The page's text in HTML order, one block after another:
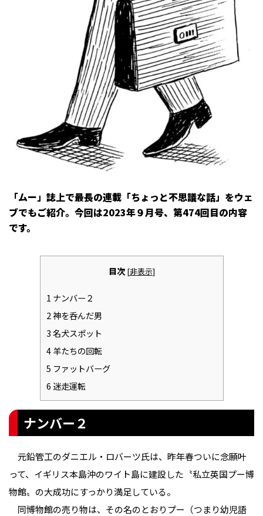
「ムー」誌上で最長の連載「ちょっと不思議な話」をウェ
ブでもご紹介。今回は2023年９月号、第474回目の内容
です。
目次 [非表示]
1 ナンバー２
2神を呑んだ男
3名犬スポット
4羊たちの回転
5 ファットバーグ
6 迷走運転
ナンバー２
元鉛管工のダニエル・ロバーツ氏は、昨年春ついに念願叶
って、イギリス本島沖のワイト島に建設した〝私立英国プー博
物館〟の大成功にすっかり満足している。
同博物館の売り物は、その名のとおりプー（つまり幼児語